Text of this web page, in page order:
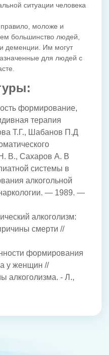
ситуации человека
моложе и
большинство людей,
деменции. Им могут
для людей с
формирование,
терапия
Т.Г., Шабанов П.Д
В., Сахаров А. В
системы в
алкогольной
— 1989. —
алкоголизм:
смерти //
формирования
у женщин //
алкоголизма. - Л.,